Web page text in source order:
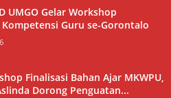
UMGO Gelar Workshop
Guru se-Gorontalo
Finalisasi Bahan Ajar MKWPU,
Dorong Penguatan...